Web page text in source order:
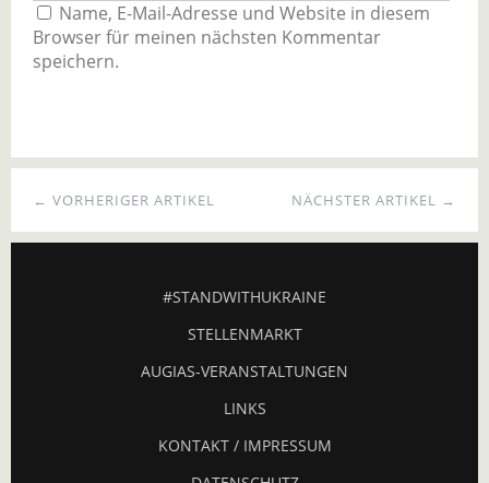
Name, E-Mail-Adresse und Website in diesem
Browser für meinen nächsten Kommentar
speichern.
NÄCHSTER ARTIKEL →
← VORHERIGER ARTIKEL
#STANDWITHUKRAINE
STELLENMARKT
AUGIAS-VERANSTALTUNGEN
LINKS
KONTAKT / IMPRESSUM